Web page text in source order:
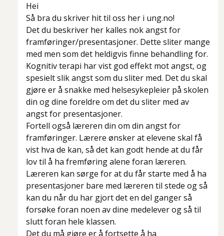
Hei
Så bra du skriver hit til oss her i ung.no!
Det du beskriver her kalles nok angst for
framføringer/presentasjoner. Dette sliter mange
med men som det heldigvis finne behandling for.
Kognitiv terapi har vist god effekt mot angst, og
spesielt slik angst som du sliter med. Det du skal
gjøre er å snakke med helsesykepleier på skolen
din og dine foreldre om det du sliter med av
angst for presentasjoner.
Fortell også læreren din om din angst for
framføringer. Lærere ønsker at elevene skal få
vist hva de kan, så det kan godt hende at du får
lov til å ha fremføring alene foran læreren.
Læreren kan sørge for at du får starte med å ha
presentasjoner bare med læreren til stede og så
kan du når du har gjort det en del ganger så
forsøke foran noen av dine medelever og så til
slutt foran hele klassen.
Det du må gjøre er å fortsette å ha